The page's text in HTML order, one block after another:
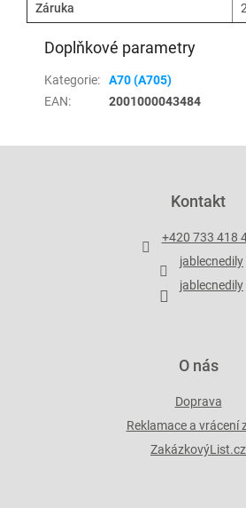
Záruka
Doplňkové parametry
Kategorie:
A70 (A705)
EAN: 2001000043484
Kontakt
+420 733 418
jablecnedily
jablecnedily
O nás
Doprava
Reklamace a vrácení
ZakázkovýList.cz